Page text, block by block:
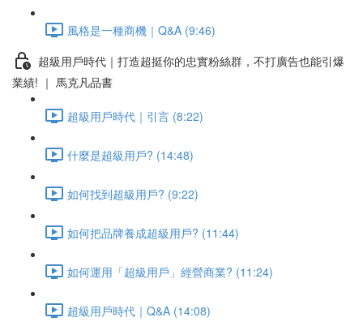
風格是一種商機｜Q&A (9:46)
超級用戶時代｜打造超挺你的忠實粉絲群，不打廣告也能引爆
業績! ｜ 馬克凡品書
超級用戶時代｜引言 (8:22)
什麼是超級用戶? (14:48)
如何找到超級用戶? (9:22)
如何把品牌養成超級用戶? (11:44)
如何運用「超級用戶」經營商業? (11:24)
超級用戶時代｜Q&A (14:08)